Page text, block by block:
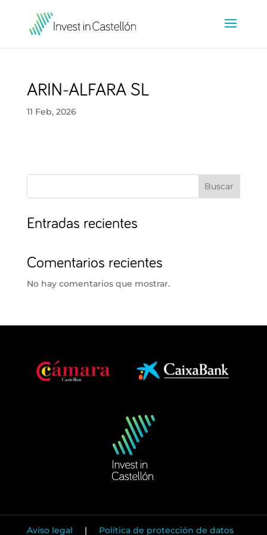
ARIN-ALFARA SL
11 Feb, 2026
Buscar
Entradas recientes
Comentarios recientes
No hay comentarios que mostrar.
Aviso legal | Política de protección de datos